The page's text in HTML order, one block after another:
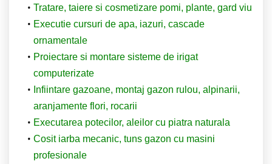
Tratare, taiere si cosmetizare pomi, plante, gard viu
Executie cursuri de apa, iazuri, cascade
ornamentale
Proiectare si montare sisteme de irigat
computerizate
Infiintare gazoane, montaj gazon rulou, alpinarii,
aranjamente flori, rocarii
Executarea potecilor, aleilor cu piatra naturala
Cosit iarba mecanic, tuns gazon cu masini
profesionale